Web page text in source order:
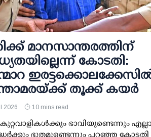
മാനസാന്തരത്തിന്
കോടതി:
തൂക്ക് കയര്‍
2026 10 mins read
ഭാവിയുണ്ടെന്നും എല്ലാ
ഭൂതമുണ്ടെന്നും പറഞ്ഞ കോടതി